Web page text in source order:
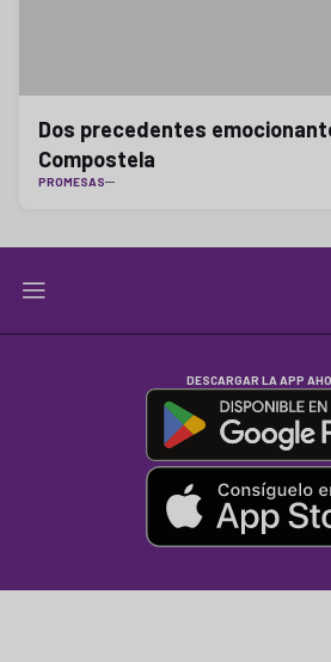
Dos precedentes
Compostela
PROMESAS
DESCARGAR LA APP